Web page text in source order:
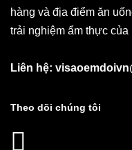
hàng và địa điểm ăn
trải nghiệm ẩm thực của
Liên hệ:
Theo dõi chúng tôi